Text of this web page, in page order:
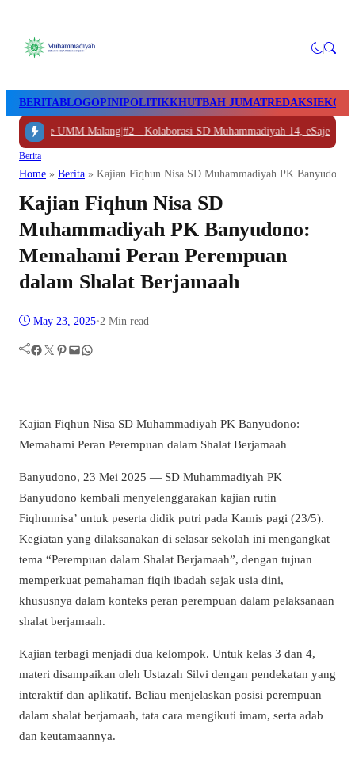
BERITABLOGOPINIPOLITIKKHUTBAH JUMATREDAKSI
ke UMM Malang|#2 -Kolaborasi SD Muhammadiyah 14, eSaje Sikop,
Berita
Home » Berita » Kajian Fiqhun Nisa SD Muhammadiyah PK Banyudono:
Kajian Fiqhun Nisa SD
Muhammadiyah PK Banyudono:
Memahami Peran Perempuan
dalam Shalat Berjamaah
May 23, 2025•2 Min read
Facebook Twitter Pinterest Mail WhatsApp
Kajian Fiqhun Nisa SD Muhammadiyah PK Banyudono:
Memahami Peran Perempuan dalam Shalat Berjamaah
Banyudono, 23 Mei 2025 — SD Muhammadiyah PK
Banyudono kembali menyelenggarakan kajian rutin
Fiqhunnisa’ untuk peserta didik putri pada Kamis pagi (23/5).
Kegiatan yang dilaksanakan di selasar sekolah ini mengangkat
tema “Perempuan dalam Shalat Berjamaah”, dengan tujuan
memperkuat pemahaman fiqih ibadah sejak usia dini,
khususnya dalam konteks peran perempuan dalam pelaksanaan
shalat berjamaah.
Kajian terbagi menjadi dua kelompok. Untuk kelas 3 dan 4,
materi disampaikan oleh Ustazah Silvi dengan pendekatan yang
interaktif dan aplikatif. Beliau menjelaskan posisi perempuan
dalam shalat berjamaah, tata cara mengikuti imam, serta adab
dan keutamaannya.